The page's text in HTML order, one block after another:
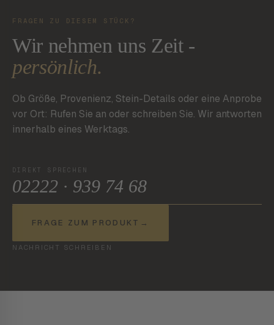
FRAGEN ZU DIESEM STÜCK?
Wir nehmen uns Zeit -
persönlich.
Ob Größe, Provenienz, Stein-Details oder eine Anprobe
vor Ort: Rufen Sie an oder schreiben Sie. Wir antworten
innerhalb eines Werktags.
DIREKT SPRECHEN
02222 · 939 74 68
FRAGE ZUM PRODUKT →
NACHRICHT SCHREIBEN